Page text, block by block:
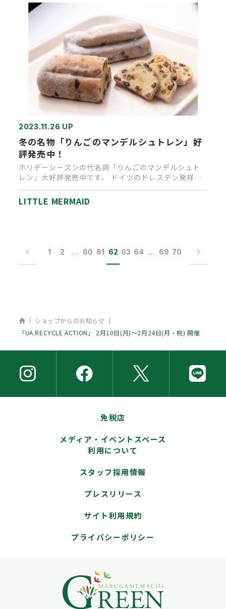
2023.11.26 UP
冬の名物「りんごのマンデルシュトレン」好
評発売中！
ホリデーシーズンの代名詞「りんごのマンデルシュト
レン」大好評発売中です。 ドイツのドレスデン発祥と
LITTLE MERMAID
1 2 … 60 61 62 63 64 … 69 70
ホーム
ショップからのお知らせ
「UA RECYCLE ACTION」 2月10日(月)～2月24日(月・祝) 開催
免税店
メディア・イベントスペース
利用について
スタッフ採用情報
プレスリリース
サイト利用規約
プライバシーポリシー